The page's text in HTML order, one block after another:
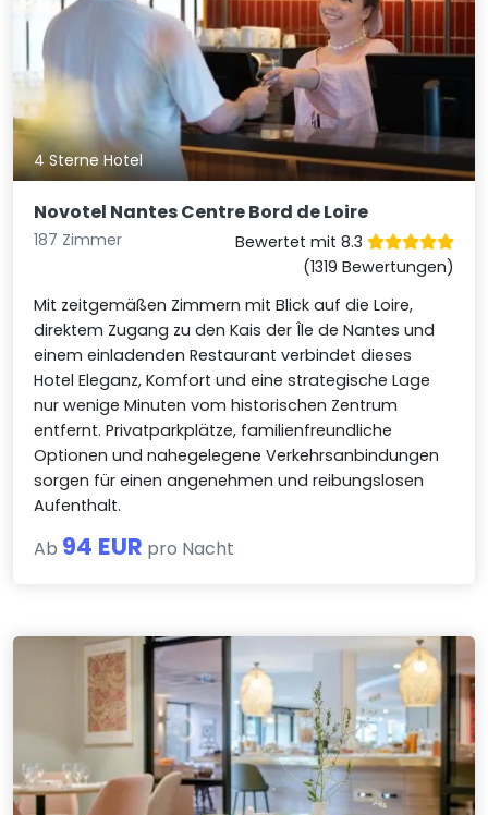
4 Sterne Hotel
Novotel Nantes Centre Bord de Loire
187 Zimmer
Bewertet mit 8.3
(1319 Bewertungen)
Mit zeitgemäßen Zimmern mit Blick auf die Loire,
direktem Zugang zu den Kais der Île de Nantes und
einem einladenden Restaurant verbindet dieses
Hotel Eleganz, Komfort und eine strategische Lage
nur wenige Minuten vom historischen Zentrum
entfernt. Privatparkplätze, familienfreundliche
Optionen und nahegelegene Verkehrsanbindungen
sorgen für einen angenehmen und reibungslosen
Aufenthalt.
Ab 94 EUR pro Nacht